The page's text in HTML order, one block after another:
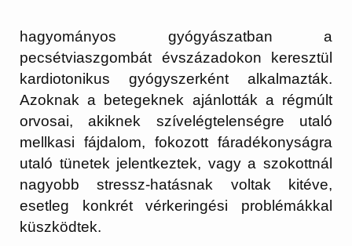
hagyományos gyógyászatban a
pecsétviaszgombát évszázadokon keresztül
kardiotonikus gyógyszerként alkalmazták.
Azoknak a betegeknek ajánlották a régmúlt
orvosai, akiknek szívelégtelenségre utaló
mellkasi fájdalom, fokozott fáradékonyságra
utaló tünetek jelentkeztek, vagy a szokottnál
nagyobb stressz-hatásnak voltak kitéve,
esetleg konkrét vérkeringési problémákkal
küszködtek.